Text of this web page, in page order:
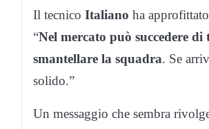
Il tecnico Italiano ha
“Nel mercato può succedere di
smantellare la squadra. Se
solido.”
Un messaggio che sembra